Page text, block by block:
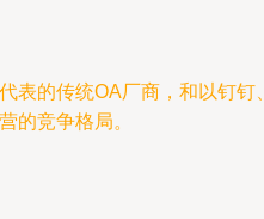
的传统OA厂商，和以钉
的竞争格局。